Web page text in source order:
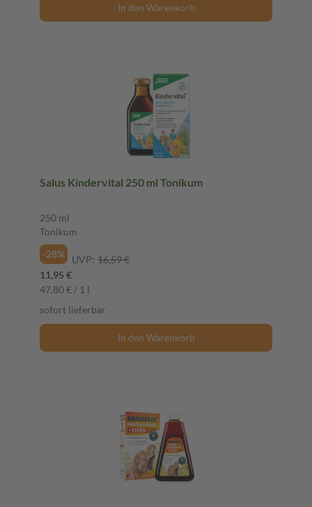
In den Warenkorb
Salus Kindervital 250 ml Tonikum
250 ml
Tonikum
-28%
UVP: 16,59 €
11,95 €
47,80 € / 1 l
sofort lieferbar
In den Warenkorb